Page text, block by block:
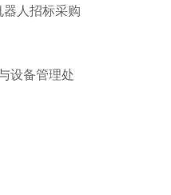
人招标采购
设备管理处